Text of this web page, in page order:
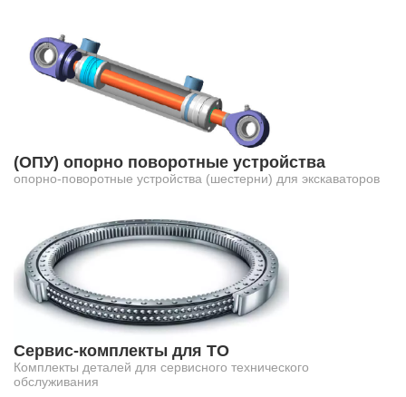
(ОПУ) опорно поворотные устройства
опорно-поворотные устройства (шестерни) для экскаваторов
Сервис-комплекты для ТО
Комплекты деталей для сервисного технического
обслуживания